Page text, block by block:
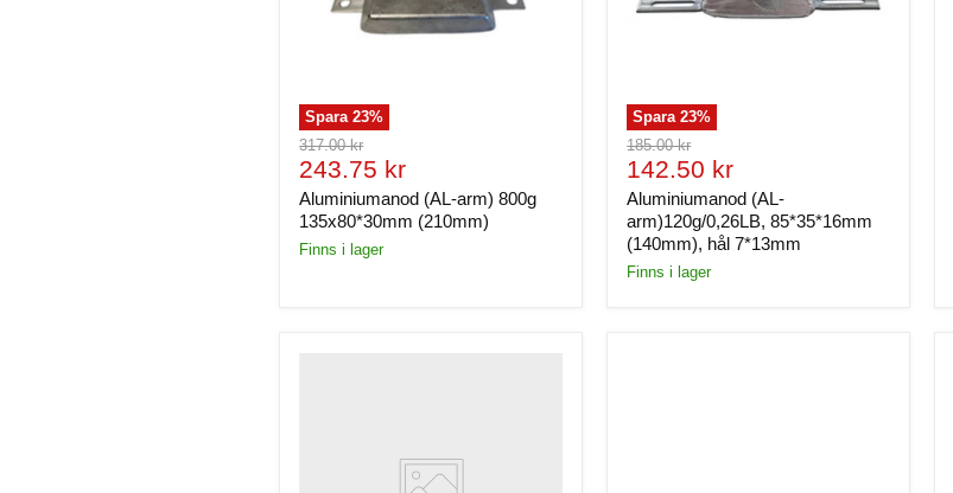
Spara23%
Ursprungligt
pris
317.00 kr
Nuvarande
pris
243.75 kr
Aluminiumanod (AL-arm) 800g
135x80*30mm (210mm)
Finns i lager
Spara23%
Ursprungligt
pris
185.00 kr
Nuvarande
pris
142.50 kr
Aluminiumanod (AL-
arm)120g/0,26LB, 85*35*16mm
(140mm), hål 7*13mm
Finns i lager